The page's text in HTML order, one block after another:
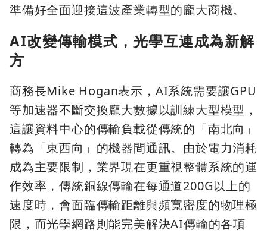
準備好全面迎接這波產業轉型的龐大商機。
AI改變傳輸模式，光學互連成為新解
方
商務長Mike Hogan表示，AI系統需要讓GPU
等加速器不斷交換龐大數據以訓練大型模型，
這讓資料中心的傳輸負載從傳統的「南北向」
轉為「東西向」的機器間通訊。由於電力消耗
成為主要限制，業界現在更重視整體系統的運
作效率，傳統銅線傳輸在每通道200G以上的
速度時，會面臨傳輸距離與頻寬密度的物理極
限，而光學網路則能完美解決AI傳輸的各項